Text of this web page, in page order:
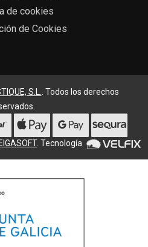
de cookies
de Cookies
S.L.. Todos los derechos
. Tecnología